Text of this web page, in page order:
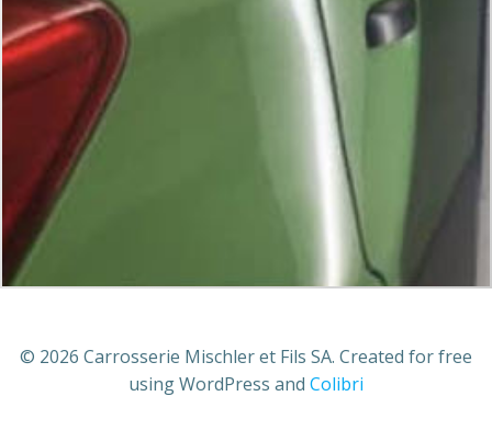
© 2026 Carrosserie Mischler et Fils SA. Created for free
using WordPress and Colibri